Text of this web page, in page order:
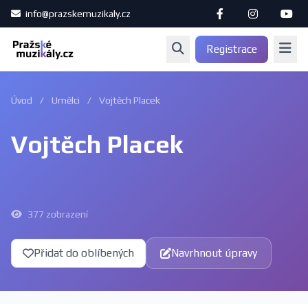
info@prazskemuzikaly.cz
Registrace
Úvod / Umělci / Vojtěch Placek
Vojtěch Placek
377 zobrazení
Přidat do oblíbených Navrhnout úpravy